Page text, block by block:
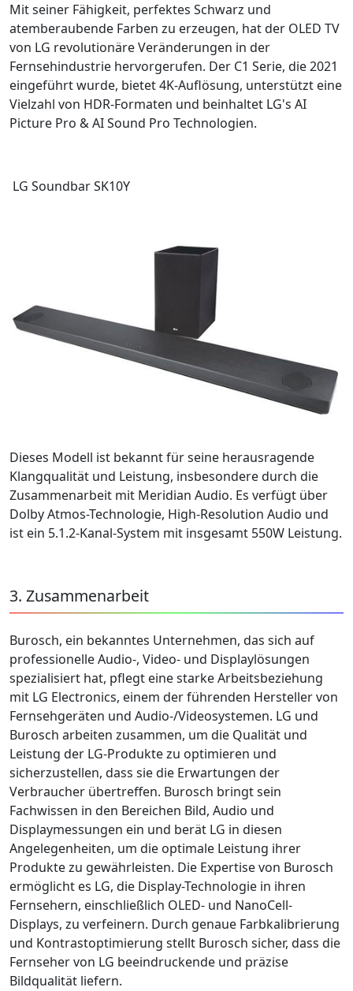
Mit seiner Fähigkeit, perfektes Schwarz und
atemberaubende Farben zu erzeugen, hat der OLED TV
von LG revolutionäre Veränderungen in der
Fernsehindustrie hervorgerufen. Der C1 Serie, die 2021
eingeführt wurde, bietet 4K-Auflösung, unterstützt eine
Vielzahl von HDR-Formaten und beinhaltet LG's AI
Picture Pro & AI Sound Pro Technologien.
LG Soundbar SK10Y
Dieses Modell ist bekannt für seine herausragende
Klangqualität und Leistung, insbesondere durch die
Zusammenarbeit mit Meridian Audio. Es verfügt über
Dolby Atmos-Technologie, High-Resolution Audio und
ist ein 5.1.2-Kanal-System mit insgesamt 550W Leistung.
3. Zusammenarbeit
Burosch, ein bekanntes Unternehmen, das sich auf
professionelle Audio-, Video- und Displaylösungen
spezialisiert hat, pflegt eine starke Arbeitsbeziehung
mit LG Electronics, einem der führenden Hersteller von
Fernsehgeräten und Audio-/Videosystemen. LG und
Burosch arbeiten zusammen, um die Qualität und
Leistung der LG-Produkte zu optimieren und
sicherzustellen, dass sie die Erwartungen der
Verbraucher übertreffen. Burosch bringt sein
Fachwissen in den Bereichen Bild, Audio und
Displaymessungen ein und berät LG in diesen
Angelegenheiten, um die optimale Leistung ihrer
Produkte zu gewährleisten. Die Expertise von Burosch
ermöglicht es LG, die Display-Technologie in ihren
Fernsehern, einschließlich OLED- und NanoCell-
Displays, zu verfeinern. Durch genaue Farbkalibrierung
und Kontrastoptimierung stellt Burosch sicher, dass die
Fernseher von LG beeindruckende und präzise
Bildqualität liefern.